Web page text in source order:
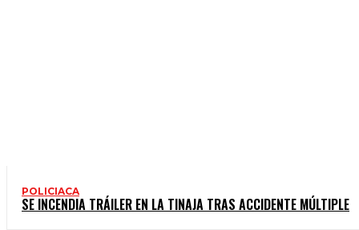
POLICIACA
SE INCENDIA TRÁILER EN LA TINAJA TRAS ACCIDENTE MÚLTIPLE